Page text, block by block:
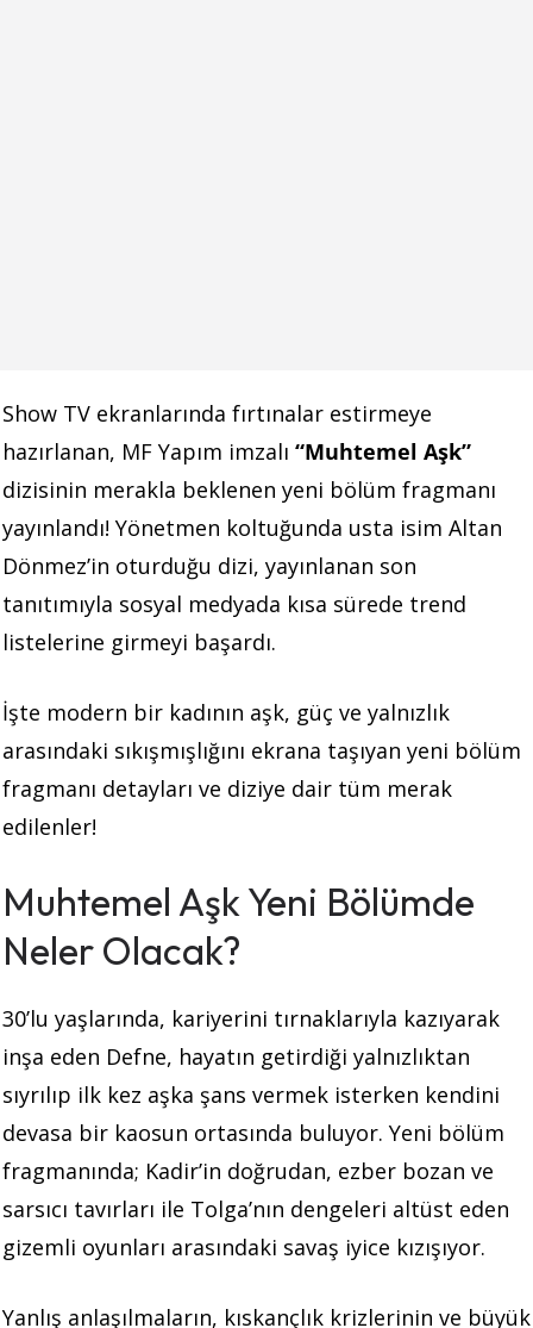
Show TV ekranlarında fırtınalar estirmeye
hazırlanan, MF Yapım imzalı “Muhtemel Aşk”
dizisinin merakla beklenen yeni bölüm fragmanı
yayınlandı! Yönetmen koltuğunda usta isim Altan
Dönmez’in oturduğu dizi, yayınlanan son
tanıtımıyla sosyal medyada kısa sürede trend
listelerine girmeyi başardı.
İşte modern bir kadının aşk, güç ve yalnızlık
arasındaki sıkışmışlığını ekrana taşıyan yeni bölüm
fragmanı detayları ve diziye dair tüm merak
edilenler!
Muhtemel Aşk Yeni Bölümde
Neler Olacak?
30’lu yaşlarında, kariyerini tırnaklarıyla kazıyarak
inşa eden Defne, hayatın getirdiği yalnızlıktan
sıyrılıp ilk kez aşka şans vermek isterken kendini
devasa bir kaosun ortasında buluyor. Yeni bölüm
fragmanında; Kadir’in doğrudan, ezber bozan ve
sarsıcı tavırları ile Tolga’nın dengeleri altüst eden
gizemli oyunları arasındaki savaş iyice kızışıyor.
Yanlış anlaşılmaların, kıskançlık krizlerinin ve büyük